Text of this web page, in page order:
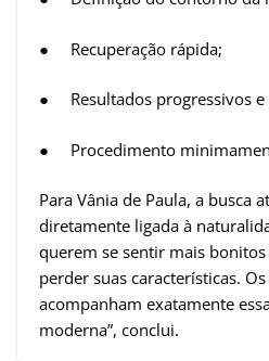
● Recuperação rápida;
● Resultados progressivos e
● Procedimento
Para Vânia de Paula, a busca
diretamente ligada à
querem se sentir mais bonitos
perder suas características.
acompanham exatamente
moderna”, conclui.